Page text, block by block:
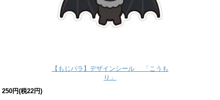
【もじパラ】デザインシール 「こうも
り」
250円(税22円)